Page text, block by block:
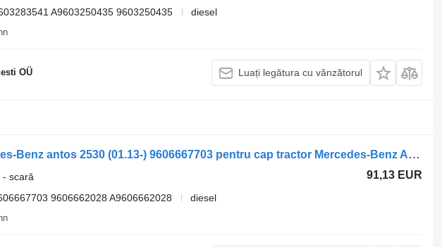
A9603250435 9603250435
diesel
OÜ Luați legătura cu vânzătorul
Scară Mercedes-Benz antos 2530 (01.13-) 9606667703 pentru cap tractor Mercedes-Benz Actros MP4 Antos Arocs (2012-)
91,13 EUR
- scară
9606662028 A9606662028
diesel